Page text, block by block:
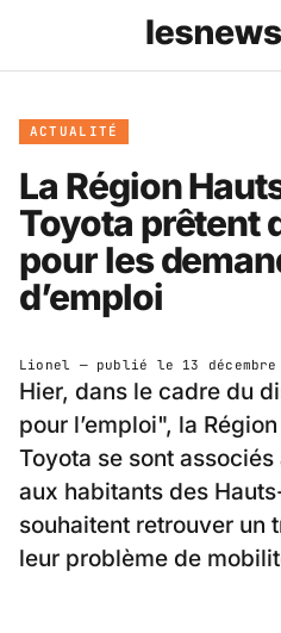
ACTUALITÉ
La Région
Toyota prêtent
pour les
d’emploi
Lionel — publié le 13
Hier, dans le cadre du
pour l’emploi", la
Toyota se sont
aux habitants des
souhaitent retrouver un
leur problème de